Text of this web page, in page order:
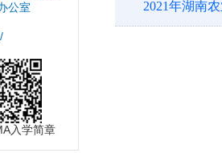
公室
入学简章
2021年湖南